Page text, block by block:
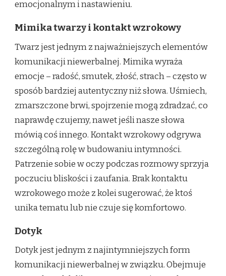
emocjonalnym i nastawieniu.
Mimika twarzy i kontakt wzrokowy
Twarz jest jednym z najważniejszych elementów
komunikacji niewerbalnej. Mimika wyraża
emocje – radość, smutek, złość, strach – często w
sposób bardziej autentyczny niż słowa. Uśmiech,
zmarszczone brwi, spojrzenie mogą zdradzać, co
naprawdę czujemy, nawet jeśli nasze słowa
mówią coś innego. Kontakt wzrokowy odgrywa
szczególną rolę w budowaniu intymności.
Patrzenie sobie w oczy podczas rozmowy sprzyja
poczuciu bliskości i zaufania. Brak kontaktu
wzrokowego może z kolei sugerować, że ktoś
unika tematu lub nie czuje się komfortowo.
Dotyk
Dotyk jest jednym z najintymniejszych form
komunikacji niewerbalnej w związku. Obejmuje